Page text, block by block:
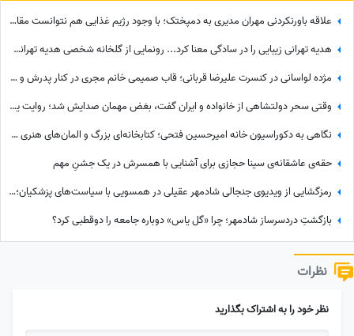
علاقه باورنکردنی مهران مدیری به دمپختک؛ با وجود رژیم غذایی هم نتوانست مقاومت کند! + ویدئو
هدیه تهرانی زیبایی را در سادگی معنا کرد... رونمایی از گلخانه شخصی هدیه تهرانی؛ بهشت شمعدانی‌های رنگی خانم بازیگر همه را شگفت‌زده کرد!
مژده لواسانی در کنسرت علیرضا قربانی؛ قاب صمیمی خانم مجری در کنار پدرش و خواننده محبوب
وقتی سحر دولتشاهی از خانواده و ایران گفت، بغض مهمان صدایش شد؛ روایت یک دلبستگی عمیق به وسعت یک خانه به نام ایران❤«همه خانواده‌ام خارج هستند ولی...»
نگاهی به دکوراسیون خانه امیرحسین فتحی؛ کتابخانه‌ای بزرگ و المان‌های هنری که همه را غافلگیر کرد/ بیخود نیست بهش میگن آقازاده سینمای ایران
حقه‌ی عاشقانه‌ی سینا حجازی برای آشنایی با همسرش در یک جشنِ مهم
رمزگشایی از ویدیوی جنجالی شادمهر عقیلی در همسویی با سیاست‌های پزشکیان؛ آیا «گل یاس» بلیت برگشت به خانه است؟
بازگشتِ دردسرساز شادمهر؛ چرا «گل یاس» دوباره جامعه را دو‌قطبی کرد؟
نظرات
نظر خود را به اشتراک بگذارید